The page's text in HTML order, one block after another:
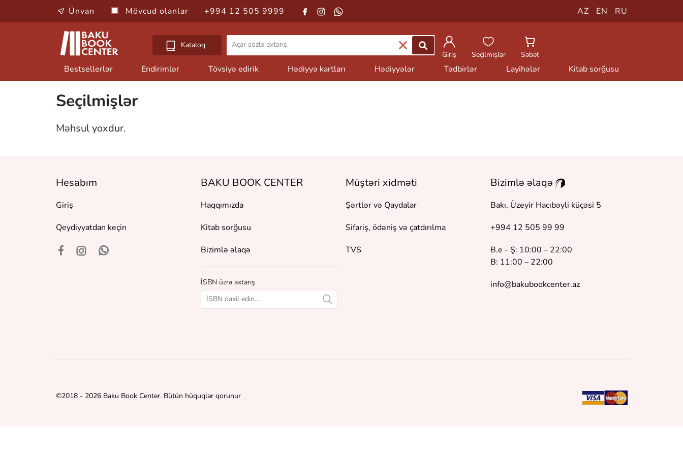
Ünvan Mövcud olanlar +994 12 505 9999 AZ EN RU
Kataloq
Giriş
Seçilmişlər Səbət
Bestsellerlər Endirimlər Tövsiyə edirik Hədiyyə kartları Hədiyyələr Tədbirlər Layihələr Kitab sorğusu
Seçilmişlər
Məhsul yoxdur.
Hesabım
Giriş
Qeydiyyatdan keçin
BAKU BOOK CENTER
Haqqımızda
Kitab sorğusu
Bizimlə əlaqə
İSBN üzrə axtarış
Müştəri xidməti
Şərtlər və Qaydalar
Sifariş, ödəniş və çatdırılma
TVS
Bizimlə əlaqə
Bakı, Üzeyir Hacıbəyli küçəsi 5
+994 12 505 99 99
B.e - Ş: 10:00 – 22:00
B: 11:00 – 22:00
info@bakubookcenter.az
©2018 - 2026 Baku Book Center. Bütün hüquqlar qorunur